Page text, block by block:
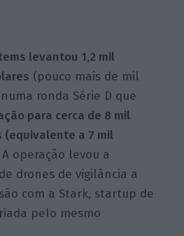
levantou 1,2 mil
(pouco mais de mil
ronda Série D que
para cerca de 8 mil
(equivalente a 7 mil
A operação levou a
drones de vigilância a
com a Stark, startup de
pelo mesmo